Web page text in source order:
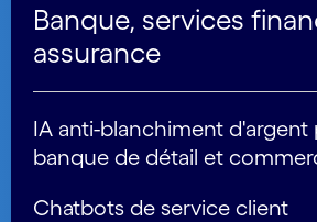
Banque, services
assurance
IA anti-blanchiment d'argent
banque de détail et
Chatbots de service client